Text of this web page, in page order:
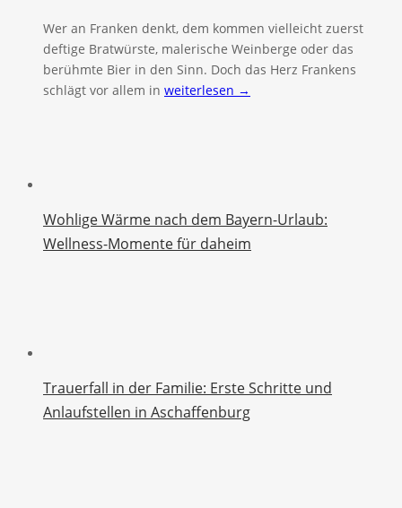
Wer an Franken denkt, dem kommen vielleicht zuerst
deftige Bratwürste, malerische Weinberge oder das
berühmte Bier in den Sinn. Doch das Herz Frankens
schlägt vor allem in weiterlesen →
Wohlige Wärme nach dem Bayern-Urlaub:
Wellness-Momente für daheim
Trauerfall in der Familie: Erste Schritte und
Anlaufstellen in Aschaffenburg